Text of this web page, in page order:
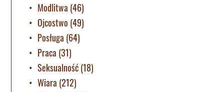
Modlitwa (46)
Ojcostwo (49)
Posługa (64)
Praca (31)
Seksualność(18)
Wiara (212)